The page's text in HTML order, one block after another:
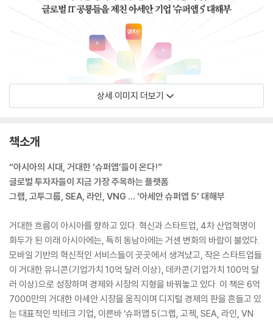
상세 이미지 더보기
책소개
“아시아의 시대, 거대한 ‘슈퍼앱’들이 온다!”
글로벌 투자자들이 지금 가장 주목하는 플랫폼
그랩, 고투그룹, SEA, 라인, VNG … ‘아세안 슈퍼앱 5’ 대해부
거대한 흐름이 아시아를 향하고 있다. 혁신과 스타트업, 4차 산업혁명이
화두가 된 이래 아시아에는, 특히 동남아에는 거센 변화의 바람이 불었다.
모바일 기반의 혁신적인 서비스들이 곳곳에서 생겨났고, 작은 스타트업들
이 거대한 유니콘(기업가치 10억 달러 이상), 데카콘(기업가치 100억 달
러 이상)으로 성장하며 경제와 시장의 지형을 바꿔놓고 있다. 이 책은 6억
7000만의 거대한 아세안 시장을 움직이며 디지털 경제의 판을 흔들고 있
는 대표적인 빅테크 기업, 이른바 ‘슈퍼앱 5(그랩, 고젝, SEA, 라인, VN